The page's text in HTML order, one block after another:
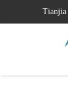
Tianjia